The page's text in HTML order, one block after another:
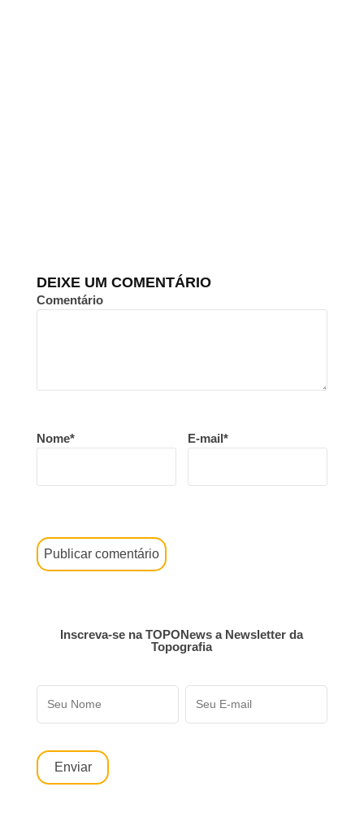
DEIXE UM COMENTÁRIO
Comentário
Nome* E-mail*
Inscreva-se na TOPONews a Newsletter da
Topografia